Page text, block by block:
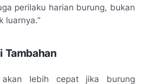
perilaku harian burung, bukan
luarnya.”
Tambahan
akan lebih cepat jika burung